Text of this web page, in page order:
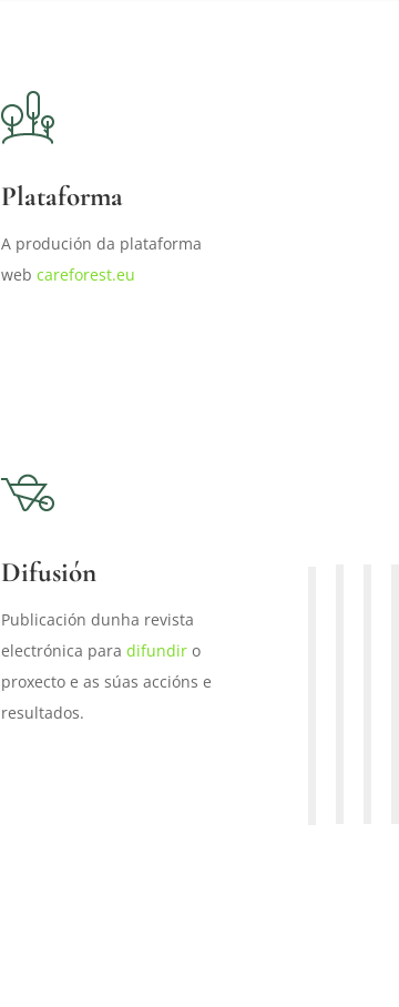
Plataforma
A produción da plataforma
webcareforest.eu
Difusión
Publicación dunha revista
electrónica paradifundir o
proxecto e as súas accións e
resultados.